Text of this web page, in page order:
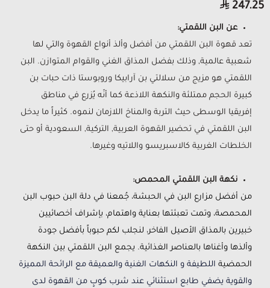
247.25
عن البن اللقمتي:
تعد قهوة البن اللقمتي من أفضل وألذ أنواع القهوة والتي لها
شعبية عالمية, وذلك بفضل المذاق الغني والقوام المتوازن. البن
اللقمتي هو مزيج من سلالتي بن آرابيكا وروبوستا ذات حبات بن
كبيرة الحجم ممتلئة والنكهة اللاذعة كما أنّه يُزرع في مناطق
إفريقيا الوسطى حيث التربة والمناخ اللازمان لنموه. كثيراً ما يدخل
البن اللقمتي في تحضير القهوة العربية, التركية, السعودية أو حتى
الخلطات الغربية كالاسبريسو واللاتيه وغيرها.
نكهة البن اللقمتي المحمص:
من أفضل مزارع البن في الحبشة، جُمعنا في دلة البن حبوب البن
المحمصة، وتمت تعبئتها بعناية واهتمام، بإشراف أخصائيين
خبيرين بالمذاق الأصيل الفاخر، لنجلب لكم حبوباً بأفضل جودة
وألذها وأغناها بالعناصر الغذائية. يجمع البن اللقمتي بين النكهة
الحمضية اللطيفة و النكهات الغنية والعميقة مع الرائحة المميزة
والقوية يضفي طابع استثنائي عند شرب كوبٍ من القهوة لدى